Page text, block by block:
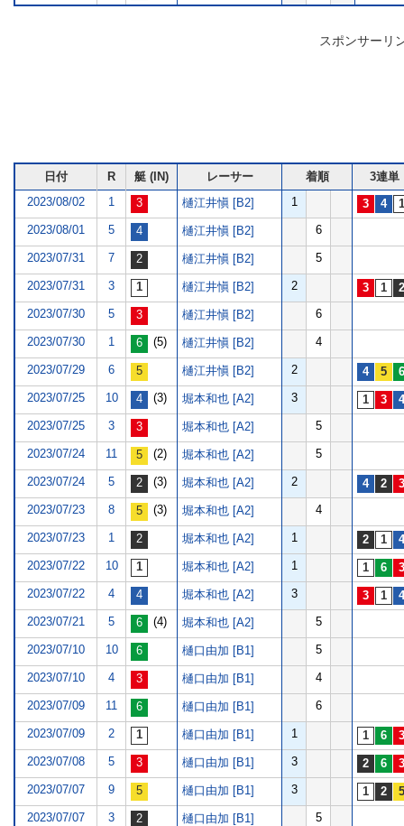
スポンサーリ
日付 R 艇 (IN) レーサー 着順
3連単
2023/08/02
1 樋江井愼 [B2] 1
2023/08/01 5 樋江井愼 [B2] 6
2023/07/31 7 樋江井愼 [B2] 5
2023/07/31 3 樋江井愼 [B2] 2
2023/07/30 5 樋江井愼 [B2] 6
2023/07/30 1 (5) 樋江井愼 [B2] 4
2023/07/29 6 樋江井愼 [B2] 2
2023/07/25 10 (3) 堀本和也 [A2] 3
2023/07/25 3 堀本和也 [A2] 5
2023/07/24 11 (2) 堀本和也 [A2] 5
2023/07/24 5 (3) 堀本和也 [A2] 2
2023/07/23 8 (3) 堀本和也 [A2] 4
2023/07/23 1 堀本和也 [A2] 1
2023/07/22 10 堀本和也 [A2] 1
2023/07/22 4 堀本和也 [A2] 3
2023/07/21 5 (4) 堀本和也 [A2] 5
2023/07/10 10 樋口由加 [B1] 5
2023/07/10 4 樋口由加 [B1] 4
2023/07/09 11 樋口由加 [B1] 6
2023/07/09 2 樋口由加 [B1] 1
2023/07/08 5 樋口由加 [B1] 3
2023/07/07 9 樋口由加 [B1] 3
2023/07/07 3 樋口由加 [B1] 5